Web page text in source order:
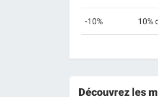
-10% 10%
Découvrez les